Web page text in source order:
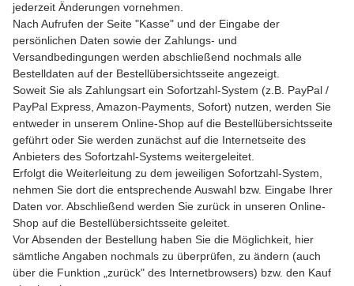
jederzeit Änderungen vornehmen.
Nach Aufrufen der Seite "Kasse" und der Eingabe der
persönlichen Daten sowie der Zahlungs- und
Versandbedingungen werden abschließend nochmals alle
Bestelldaten auf der Bestellübersichtsseite angezeigt.
Soweit Sie als Zahlungsart ein Sofortzahl-System (z.B. PayPal /
PayPal Express, Amazon-Payments, Sofort) nutzen, werden Sie
entweder in unserem Online-Shop auf die Bestellübersichtsseite
geführt oder Sie werden zunächst auf die Internetseite des
Anbieters des Sofortzahl-Systems weitergeleitet.
Erfolgt die Weiterleitung zu dem jeweiligen Sofortzahl-System,
nehmen Sie dort die entsprechende Auswahl bzw. Eingabe Ihrer
Daten vor. Abschließend werden Sie zurück in unseren Online-
Shop auf die Bestellübersichtsseite geleitet.
Vor Absenden der Bestellung haben Sie die Möglichkeit, hier
sämtliche Angaben nochmals zu überprüfen, zu ändern (auch
über die Funktion „zurück" des Internetbrowsers) bzw. den Kauf